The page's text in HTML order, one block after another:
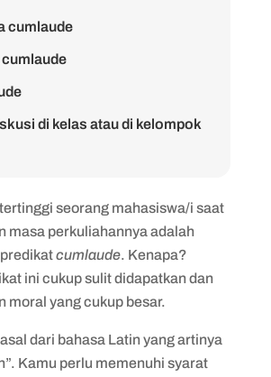
cumlaude
cumlaude
di kelas atau di kelompok
dalam segala hal
fasilitas kampus
lingkungan pertemanan yang
positif
seorang mahasiswa/i saat
masa perkuliahannya adalah
cumlaude. Kenapa?
ini cukup sulit didapatkan dan
moral yang cukup besar.
dari bahasa Latin yang artinya
Kamu perlu memenuhi syarat